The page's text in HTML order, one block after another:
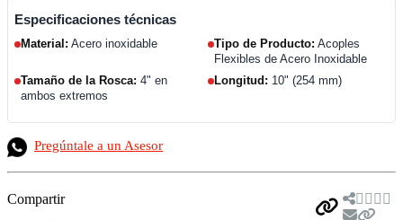
Especificaciones técnicas
Material: Acero inoxidable Tipo de Producto: Acoples
Flexibles de Acero Inoxidable
Tamaño de la Rosca: 4" en
ambos extremos
Longitud: 10" (254 mm)
Pregúntale a un Asesor
Compartir